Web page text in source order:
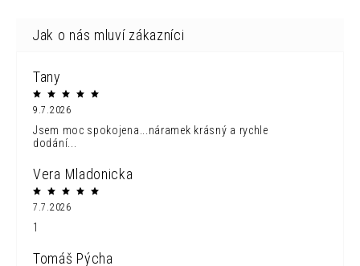
Tany
9.7.2026
Jsem moc spokojena...náramek krásný a rychle
dodání...
Vera Mladonicka
7.7.2026
1
Tomáš Pýcha